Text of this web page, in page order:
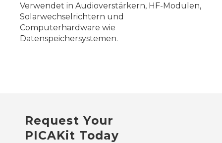
Verwendet in Audioverstärkern, HF-Modulen,
Solarwechselrichtern und
Computerhardware wie
Datenspeichersystemen.
Request Your
PICAKit Today